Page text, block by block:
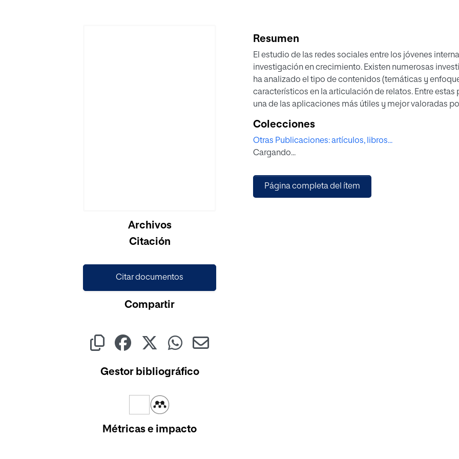
Archivos
Citación
Citar documentos
Compartir
Gestor bibliográfico
Métricas e impacto
Resumen
El estudio de las redes sociales entre los jóvenes
investigación en crecimiento. Existen numerosas
ha analizado el tipo de contenidos (temáticas y
característicos en la articulación de relatos. Entre
una de las aplicaciones más útiles y mejor valoradas
con una muestra total de 204 estudiantes de
uso y la construcción de relatos en sus respectivas
red posee un elevado grado de aceptación entre el
obstante, advierte de la necesidad de sensibilizar a
plataforma como herramienta comunicativa de cariz
Colecciones
Otras Publicaciones: artículos, libros...
Cargando...
Página completa del ítem